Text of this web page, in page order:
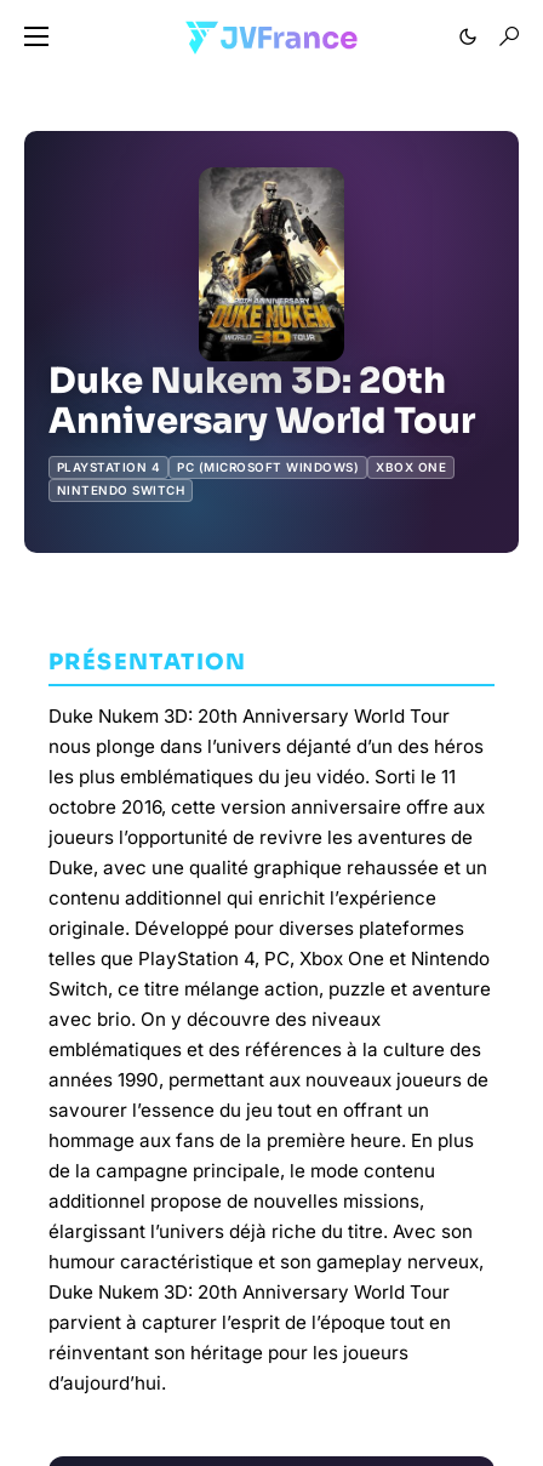
Duke Nukem 3D: 20th
Anniversary World Tour
PLAYSTATION 4 PC (MICROSOFT WINDOWS)
XBOX ONE
NINTENDO SWITCH
PRÉSENTATION
Duke Nukem 3D: 20th Anniversary World Tour
nous plonge dans l’univers déjanté d’un des héros
les plus emblématiques du jeu vidéo. Sorti le 11
octobre 2016, cette version anniversaire offre aux
joueurs l’opportunité de revivre les aventures de
Duke, avec une qualité graphique rehaussée et un
contenu additionnel qui enrichit l’expérience
originale. Développé pour diverses plateformes
telles que PlayStation 4, PC, Xbox One et Nintendo
Switch, ce titre mélange action, puzzle et aventure
avec brio. On y découvre des niveaux
emblématiques et des références à la culture des
années 1990, permettant aux nouveaux joueurs de
savourer l’essence du jeu tout en offrant un
hommage aux fans de la première heure. En plus
de la campagne principale, le mode contenu
additionnel propose de nouvelles missions,
élargissant l’univers déjà riche du titre. Avec son
humour caractéristique et son gameplay nerveux,
Duke Nukem 3D: 20th Anniversary World Tour
parvient à capturer l’esprit de l’époque tout en
réinventant son héritage pour les joueurs
d’aujourd’hui.